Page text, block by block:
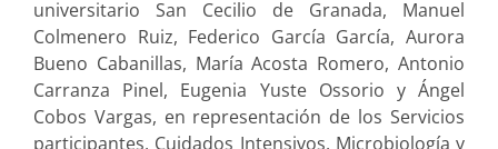
universitario San Cecilio de Granada, Manuel
Colmenero Ruiz, Federico García García, Aurora
Bueno Cabanillas, María Acosta Romero, Antonio
Carranza Pinel, Eugenia Yuste Ossorio y Ángel
Cobos Vargas, en representación de los Servicios
participantes, Cuidados Intensivos, Microbiología y